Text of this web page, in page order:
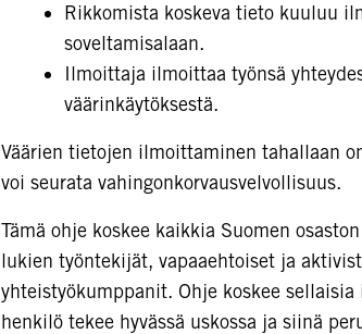
Rikkomista koskeva tieto kuuluu
soveltamisalaan.
Ilmoittaja ilmoittaa työnsä
väärinkäytöksestä.
Väärien tietojen ilmoittaminen tahallaan
voi seurata vahingonkorvausvelvollisuus.
Tämä ohje koskee kaikkia Suomen
lukien työntekijät, vapaaehtoiset ja
yhteistyökumppanit. Ohje koskee
henkilö tekee hyvässä uskossa ja siinä